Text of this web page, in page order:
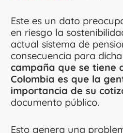
Este es un dato
en riesgo la
actual sistema de
consecuencia para
campaña que se tiene
Colombia es que la
importancia de su
documento público.
Esto genera una